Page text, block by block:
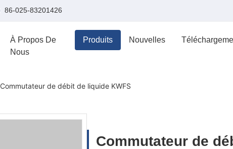
86-025-83201426
À Propos De
Nous
Produits Nouvelles
Commutateur de débit de liquide KWFS
Commutateur de